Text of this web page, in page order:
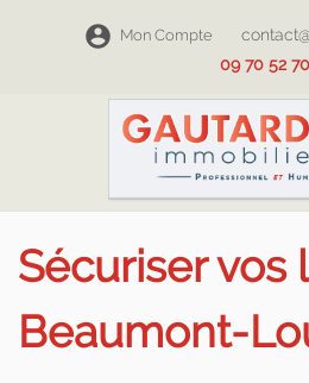
Mon Compte
09 70 52
Sécuriser vos
Beaumont-